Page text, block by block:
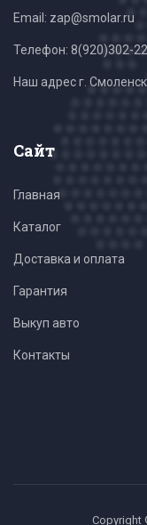
Email: zap@smolar.ru
Телефон: 8(920)302-
Наш адрес г.
Сайт
Главная
Каталог
Доставка и оплата
Гарантия
Выкуп авто
Контакты
Copyright